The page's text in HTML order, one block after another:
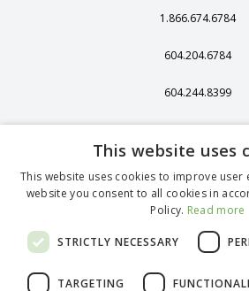
1.866.674.6784
604.204.6784
604.244.8399
406 - 13251 Delf
Richmond, BC,
Kanada, V6V 2A2
1375 Stonegate
98248
This website uses
This website uses cookies to improve user
website you consent to all cookies in
Policy. Read more
STRICTLY NECESSARY
TARGETING